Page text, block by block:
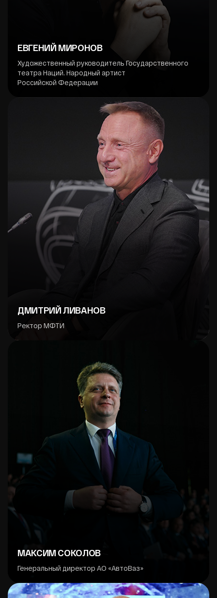
ЕВГЕНИЙ МИРОНОВ
Художественный руководитель Государственного
театра Наций. Народный артист
Российской Федерации
ДМИТРИЙ ЛИВАНОВ
Ректор МФТИ
МАКСИМ СОКОЛОВ
Генеральный директор АО «АвтоВаз»